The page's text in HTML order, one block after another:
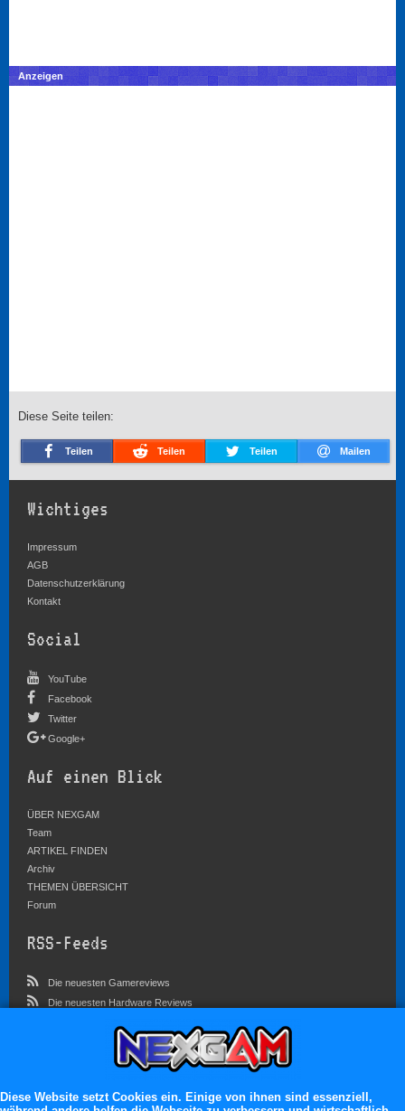
Anzeigen
Diese Seite teilen:
Teilen Teilen Teilen Mailen
Wichtiges
Impressum
AGB
Datenschutzerklärung
Kontakt
Social
YouTube
Facebook
Twitter
Google+
Auf einen Blick
ÜBER NEXGAM
Team
ARTIKEL FINDEN
Archiv
THEMEN ÜBERSICHT
Forum
RSS-Feeds
Die neuesten Gamereviews
Die neuesten Hardware Reviews
Im Forum sind zur Zeit 3023 Benutzer online
Diese Website setzt Cookies ein. Einige von ihnen sind essenziell,